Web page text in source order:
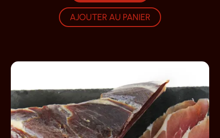
AJOUTER AU PANIER